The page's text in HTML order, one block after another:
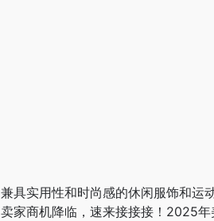
兼具实用性和时尚感的休闲服饰和运
卖家商机降临，速来接接接！2025